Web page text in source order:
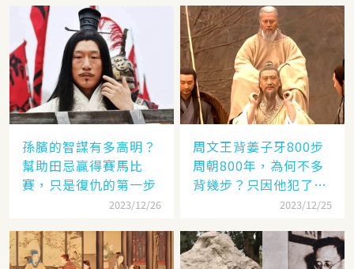
孫臏的智謀有多高明？
幫助田忌贏得賽馬比
賽，只是復仇的第一步
2023/12/26
周文王背姜子牙800步
周朝800年，為何不多
背幾步？只因他犯了個
2023/12/25